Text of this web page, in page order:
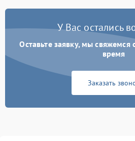
У Вас остались
Оставьте заявку, мы
время
Заказать